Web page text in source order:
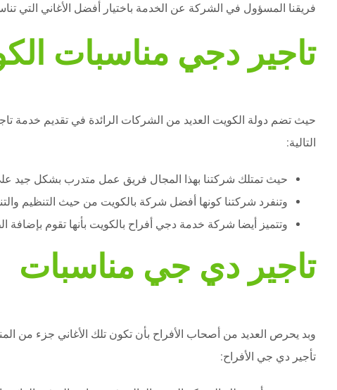
فريقنا المسؤول في الشركة عن الخدمة باختيار أفضل الأغاني التي
تاجير دجي مناسبات
حيث تضم دولة الكويت العديد من الشركات الرائدة في تقديم خدمة
التالية:
حيث تمتلك شركتنا بهذا المجال فريق عمل متدرب بشكل جيد
وتنفرد شركتنا كونها أفضل شركة بالكويت من حيث التنظيم
وتتميز أيضا شركة خدمة دجي أفراح بالكويت بأنها تقوم بإضافة
تاجير دي جي مناسبات
وبد يحرص العديد من أصحاب الأفراح بأن تكون تلك الأغاني جزء من
تأجير دي جي الأفراح: